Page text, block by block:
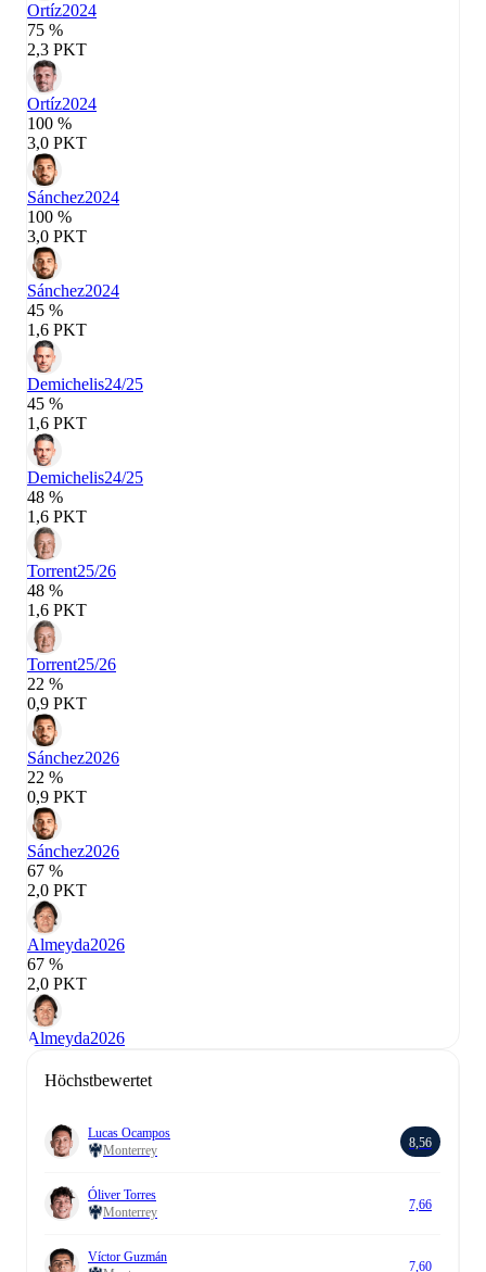
Ortíz2024
75 %
2,3 PKT
Ortíz2024
100 %
3,0 PKT
Sánchez2024
100 %
3,0 PKT
Sánchez2024
45 %
1,6 PKT
Demichelis24/25
45 %
1,6 PKT
Demichelis24/25
48 %
1,6 PKT
Torrent25/26
48 %
1,6 PKT
Torrent25/26
22 %
0,9 PKT
Sánchez2026
22 %
0,9 PKT
Sánchez2026
67 %
2,0 PKT
Almeyda2026
67 %
2,0 PKT
Almeyda2026
Höchstbewertet
Lucas Ocampos
Monterrey
8,56
Óliver Torres
Monterrey
7,66
Víctor Guzmán
7,60